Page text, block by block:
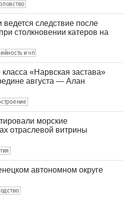
следствие после
столкновении катеров на
и чп
класса «Нарвская застава»
августа — Алан
морские
отраслевой витрины
автономном округе